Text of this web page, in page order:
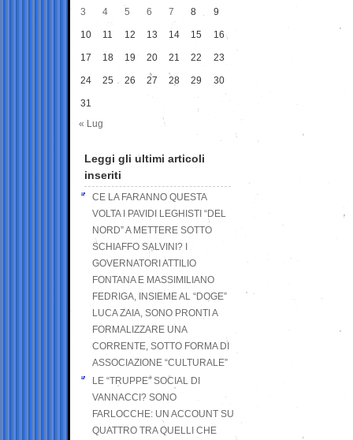
3 4 5 6 7 8 9
10 11 12 13 14 15 16
17 18 19 20 21 22 23
24 25 26 27 28 29 30
31
« Lug
Leggi gli ultimi articoli
inseriti
CE LA FARANNO QUESTA
VOLTA I PAVIDI LEGHISTI “DEL
NORD” A METTERE SOTTO
SCHIAFFO SALVINI? I
GOVERNATORI ATTILIO
FONTANA E MASSIMILIANO
FEDRIGA, INSIEME AL “DOGE”
LUCA ZAIA, SONO PRONTI A
FORMALIZZARE UNA
CORRENTE, SOTTO FORMA DI
ASSOCIAZIONE “CULTURALE”
LE “TRUPPE” SOCIAL DI
VANNACCI? SONO
FARLOCCHE: UN ACCOUNT SU
QUATTRO TRA QUELLI CHE